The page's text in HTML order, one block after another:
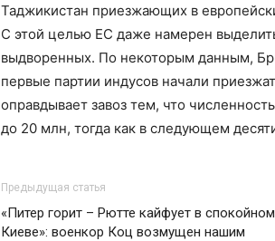
Таджикистан приезжающих в
С этой целью ЕС даже намерен
выдворенных. По некоторым данным,
первые партии индусов начали
оправдывает завоз тем, что
до 20 млн, тогда как в следующем
Предыдущая статья
«Питер горит – Рютте кайфует в спокойном
Киеве»: военкор Коц возмущен нашим